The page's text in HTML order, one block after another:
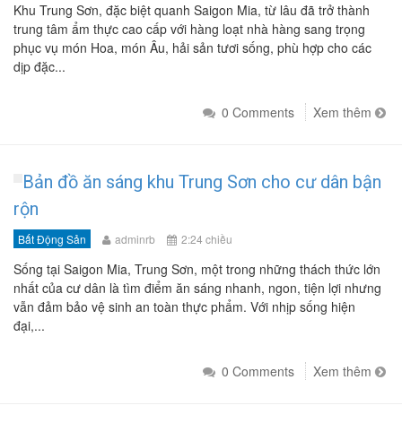
Khu Trung Sơn, đặc biệt quanh Saigon Mia, từ lâu đã trở thành
trung tâm ẩm thực cao cấp với hàng loạt nhà hàng sang trọng
phục vụ món Hoa, món Âu, hải sản tươi sống, phù hợp cho các
dịp đặc...
0 Comments Xem thêm
Bản đồ ăn sáng khu Trung Sơn cho cư dân bận
rộn
Bất Động Sản adminrb 2:24 chiều
Sống tại Saigon Mia, Trung Sơn, một trong những thách thức lớn
nhất của cư dân là tìm điểm ăn sáng nhanh, ngon, tiện lợi nhưng
vẫn đảm bảo vệ sinh an toàn thực phẩm. Với nhịp sống hiện
đại,...
0 Comments Xem thêm